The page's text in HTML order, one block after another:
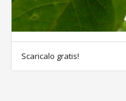
Scaricalo gratis!